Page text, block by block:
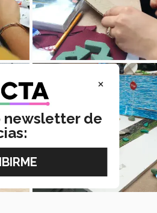
×
newsletter de